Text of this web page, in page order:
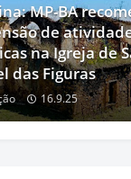
MP-BA
de
na Igreja de
das Figuras
16.9.25